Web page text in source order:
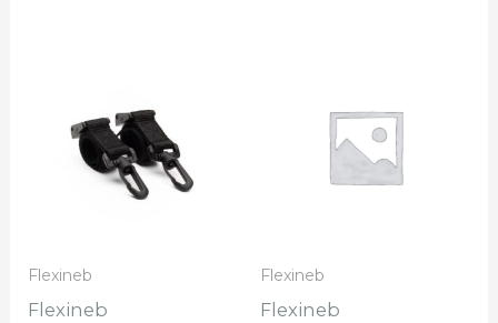
Flexineb
Flexineb
Flexineb
Flexineb